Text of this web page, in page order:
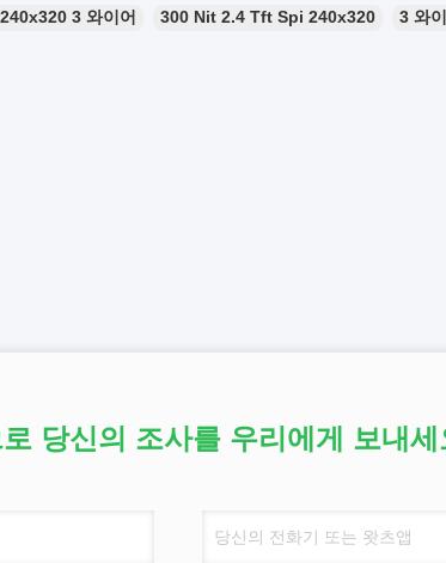
3 와이어 300 Nit 2.4 Tft Spi 240x320 3 와
당신의 조사를 우리에게 보내세